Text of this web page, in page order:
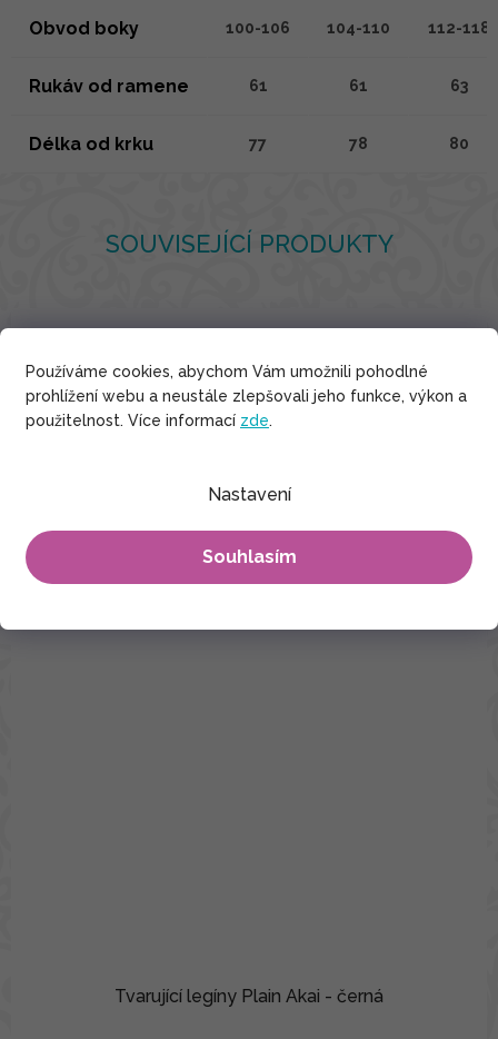
Používáme cookies, abychom Vám umožnili pohodlné
prohlížení webu a neustále zlepšovali jeho funkce, výkon a
použitelnost. Více informací zde.
Nastavení
Souhlasím
SOUVISEJÍCÍ PRODUKTY
Tvarující legíny Plain Akai - černá
Obvod boky 100-106 104-110 112-118
Rukáv od ramene 61 61 63
Délka od krku 77 78 80